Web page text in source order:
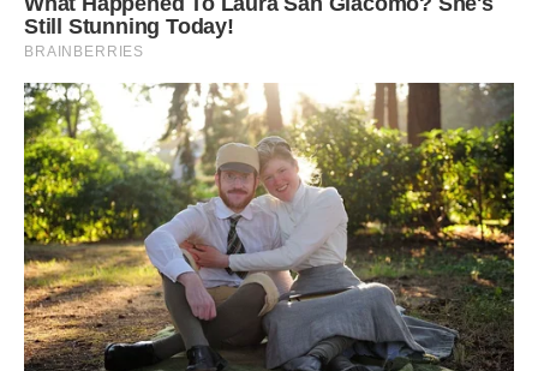
Готуємо так:
Яйця варто заздалегідь дістати з холодильника. Всі
інгредієнти мають бути кімнатної температури.
Білки акуратно відокремлюємо від жовтків. Білки
збиваємо до міцної піни, поступово вводимо цукрову
пудру. По одному додаємо яєчні жовтки, не перестаємо
збивати. До яєчної маси просіюємо борошно
та какао.